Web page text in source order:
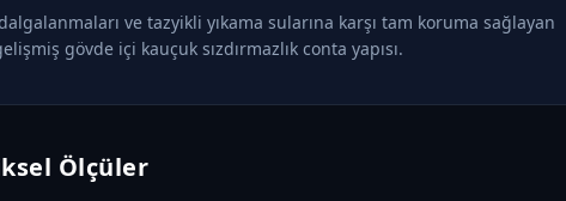
ve tazyikli yıkama sularına karşı tam koruma sağlayan
gövde içi kauçuk sızdırmazlık conta yapısı.
Ölçüler